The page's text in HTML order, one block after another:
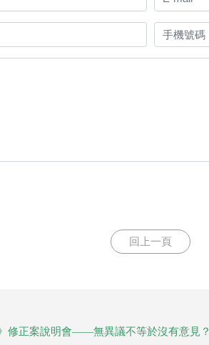
回上一頁
修正案說明會——無異議不等於沒有意見？